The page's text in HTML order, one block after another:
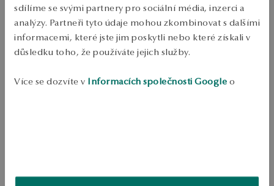
sdílíme se svými partnery pro sociální média, inzerci a
analýzy. Partneři tyto údaje mohou zkombinovat s dalšími
informacemi, které jste jim poskytli nebo které získali v
důsledku toho, že používáte jejich služby.
Více se dozvíte v Informacích společnosti Google o
Odeslání:1pracovní dny
Doprava zdarma od 1700 Kč
Bezplatné vrácení až do 100 dnů v YES Clubu
Ruda: Stříbro Ukázka: 925 Délka: 50 cm Dekorace: křemen a markazity